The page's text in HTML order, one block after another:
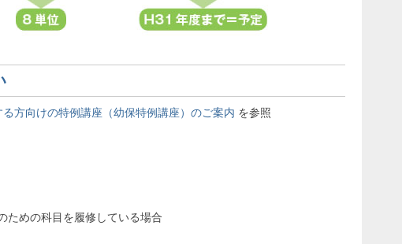
方向けの特例講座（幼保特例講座）のご案内 を参照
ための科目を履修している場合